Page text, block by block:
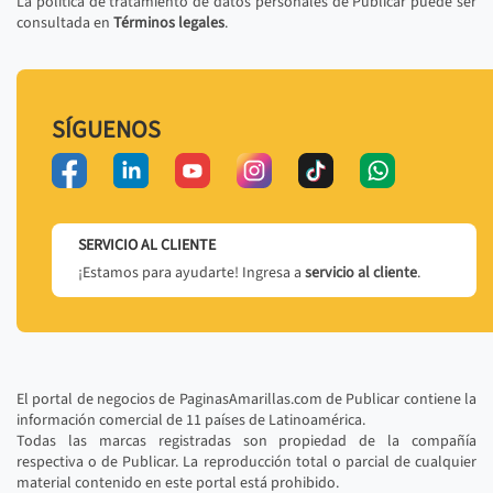
consultada en Términos legales.
SÍGUENOS
SERVICIO AL CLIENTE
¡Estamos para ayudarte! Ingresa a servicio al cliente.
El portal de negocios de PaginasAmarillas.com de Publicar contiene la
información comercial de 11 países de Latinoamérica.
Todas las marcas registradas son propiedad de la compañía
respectiva o de Publicar. La reproducción total o parcial de cualquier
material contenido en este portal está prohibido.